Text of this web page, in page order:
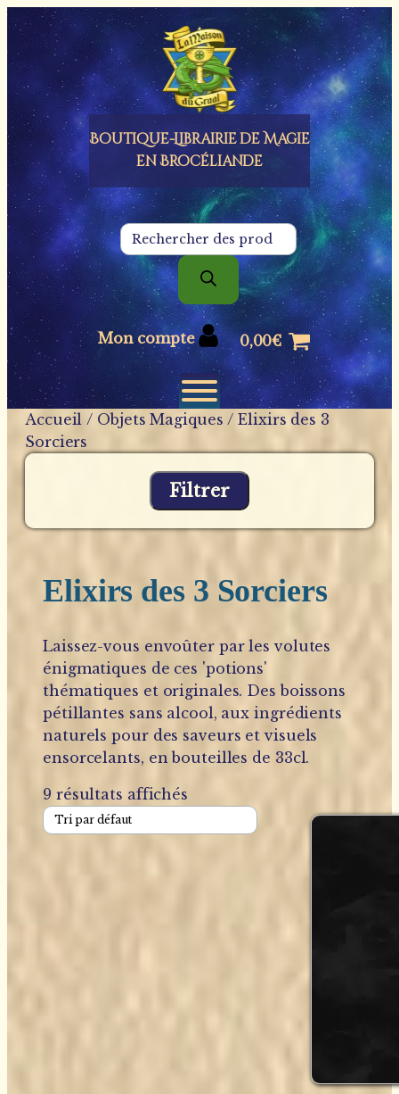
Panneau de gestion des cookies
Boutique-Librairie deMagie
en Brocéliande
Recherche
de
produits
Mon compte 0,00€
Accueil / Objets Magiques / Elixirs des 3
Sorciers
Filtrer
Elixirs des 3 Sorciers
Laissez-vous envoûter par les volutes
énigmatiques de ces 'potions'
thématiques et originales. Des boissons
pétillantes sans alcool, aux ingrédients
naturels pour des saveurs et visuels
ensorcelants, en bouteilles de 33cl.
9 résultats affichés